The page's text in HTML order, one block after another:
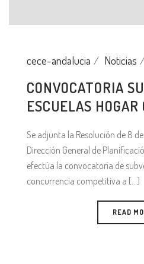
cece-andalucia Noticias
CONVOCATORIA
ESCUELAS
Se adjunta la Resolución de 8
Dirección General de
efectúa la convocatoria de
concurrencia competitiva a [...]
READ